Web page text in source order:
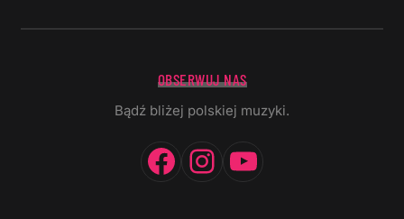
OBSERWUJ NAS
Bądź bliżej polskiej muzyki.
Facebook
Instagram